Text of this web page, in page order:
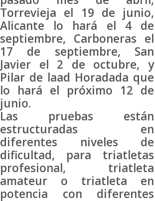
Torrevieja el 19 de junio,
Alicante lo hará el 4 de
septiembre, Carboneras el
17 de septiembre, San
Javier el 2 de octubre, y
Pilar de laad Horadada que
lo hará el próximo 12 de
junio.
Las pruebas están
estructuradas en
diferentes niveles de
dificultad, para triatletas
profesional, triatleta
amateur o triatleta en
potencia con diferentes